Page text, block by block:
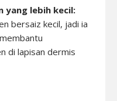
yang lebih kecil:
bersaiz kecil, jadi ia
di lapisan dermis